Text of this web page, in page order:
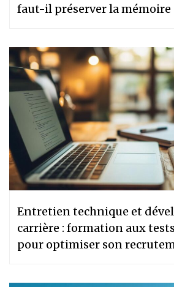
faut-il préserver la mémoire
Entretien technique et
carrière : formation aux
pour optimiser son